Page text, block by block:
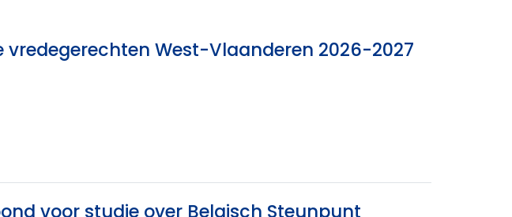
vredegerechten West-Vlaanderen 2026-2027
voor studie over Belgisch Steunpunt